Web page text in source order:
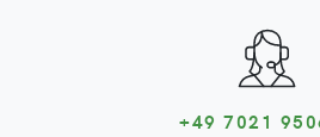
+49 7021